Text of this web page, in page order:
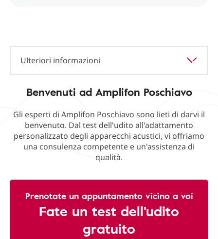
Ulteriori informazioni
Benvenuti ad Amplifon Poschiavo
Gli esperti di Amplifon Poschiavo sono lieti di darvi il
benvenuto. Dal test dell'udito all'adattamento
personalizzato degli apparecchi acustici, vi offriamo
una consulenza competente e un'assistenza di
qualità.
Prenotate un appuntamento vicino a voi
Fate un test dell'udito
gratuito